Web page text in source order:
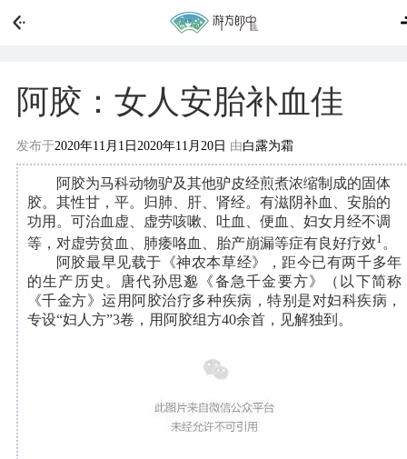
阿胶：女人安胎补血佳
发布于2020年11月1日2020年11月20日 由白露为霜
阿胶为马科动物驴及其他驴皮经煎煮浓缩制成的固体
胶。其性甘，平。归肺、肝、肾经。有滋阴补血、安胎的
功用。可治血虚、虚劳咳嗽、吐血、便血、妇女月经不调
等，对虚劳贫血、肺痿咯血、胎产崩漏等症有良好疗效1 。
阿胶最早见载于《神农本草经》，距今已有两千多年
的生产历史。唐代孙思邈《备急千金要方》（以下简称
《千金方》运用阿胶治疗多种疾病，特别是对妇科疾病，
专设“妇人方”3卷，用阿胶组方40余首，见解独到。